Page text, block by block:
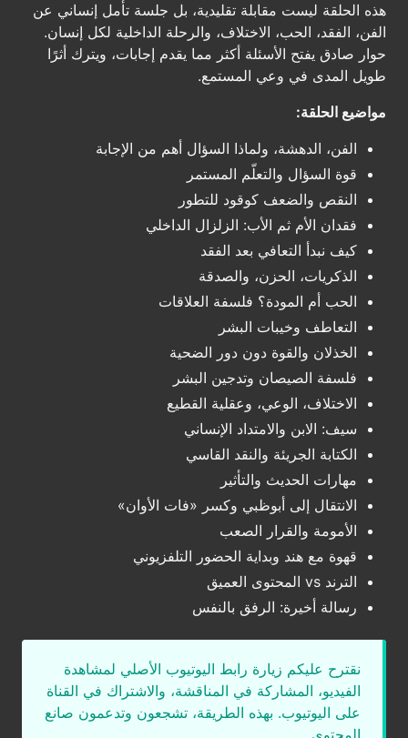
هذه الحلقة ليست مقابلة تقليدية، بل جلسة تأمل إنساني عن
الفن، الفقد، الحب، الاختلاف، والرحلة الداخلية لكل إنسان.
حوار صادق يفتح الأسئلة أكثر مما يقدم إجابات، ويترك أثرًا
طويل المدى في وعي المستمع.
مواضيع الحلقة:
الفن، الدهشة، ولماذا السؤال أهم من الإجابة
قوة السؤال والتعلّم المستمر
النقص والضعف كوقود للتطور
فقدان الأم ثم الأب: الزلزال الداخلي
كيف نبدأ التعافي بعد الفقد
الذكريات، الحزن، والصدقة
الحب أم المودة؟ فلسفة العلاقات
التعاطف وخيبات البشر
الخذلان والقوة دون دور الضحية
فلسفة الصيصان وتدجين البشر
الاختلاف، الوعي، وعقلية القطيع
سيف: الابن والامتداد الإنساني
الكتابة الجريئة والنقد القاسي
مهارات الحديث والتأثير
الانتقال إلى أبوظبي وكسر «فات الأوان»
الأمومة والقرار الصعب
قهوة مع هند وبداية الحضور التلفزيوني
الترند vs المحتوى العميق
رسالة أخيرة: الرفق بالنفس
نقترح عليكم زيارة رابط اليوتيوب الأصلي لمشاهدة
الفيديو، المشاركة في المناقشة، والاشتراك في القناة
على اليوتيوب. بهذه الطريقة، تشجعون وتدعمون صانع
المحتوى.